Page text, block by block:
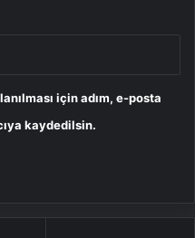
için adım, e-posta
kaydedilsin.